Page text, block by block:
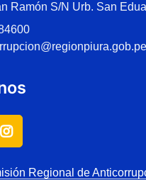
Ramón S/N Urb. San
Regional de